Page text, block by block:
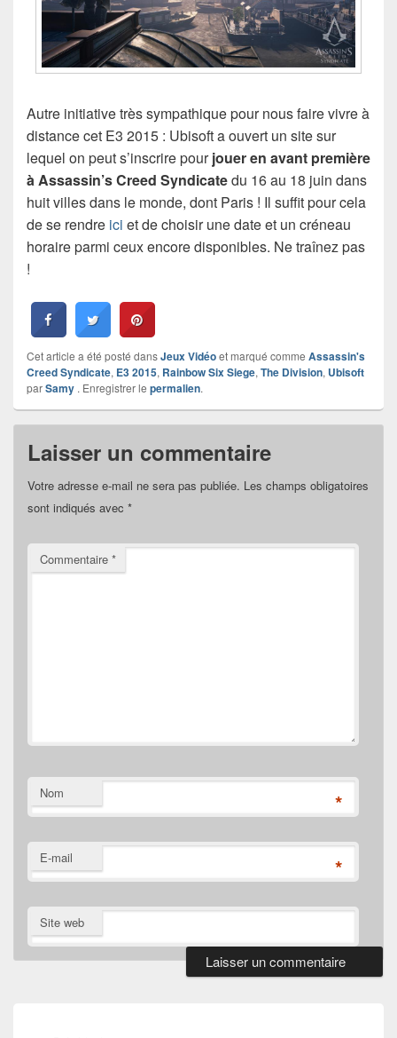
Autre initiative très sympathique pour nous faire vivre à
distance cet E3 2015 : Ubisoft a ouvert un site sur
lequel on peut s’inscrire pourjouer en avant première
à Assassin’s Creed Syndicatedu 16 au 18 juin dans
huit villes dans le monde, dont Paris ! Il suffit pour cela
de se rendre ici et de choisir une date et un créneau
horaire parmi ceux encore disponibles. Ne traînez pas
!
Cet article a été posté dansJeux Vidéoet marqué comme Assassin's
Creed Syndicate, E3 2015, Rainbow Six Siege, The Division, Ubisoft
parSamy . Enregistrer le permalien.
Laisser un commentaire
Votre adresse e-mail ne sera pas publiée. Les champs obligatoires
sont indiqués avec *
Commentaire *
Nom *
E-mail *
Site web